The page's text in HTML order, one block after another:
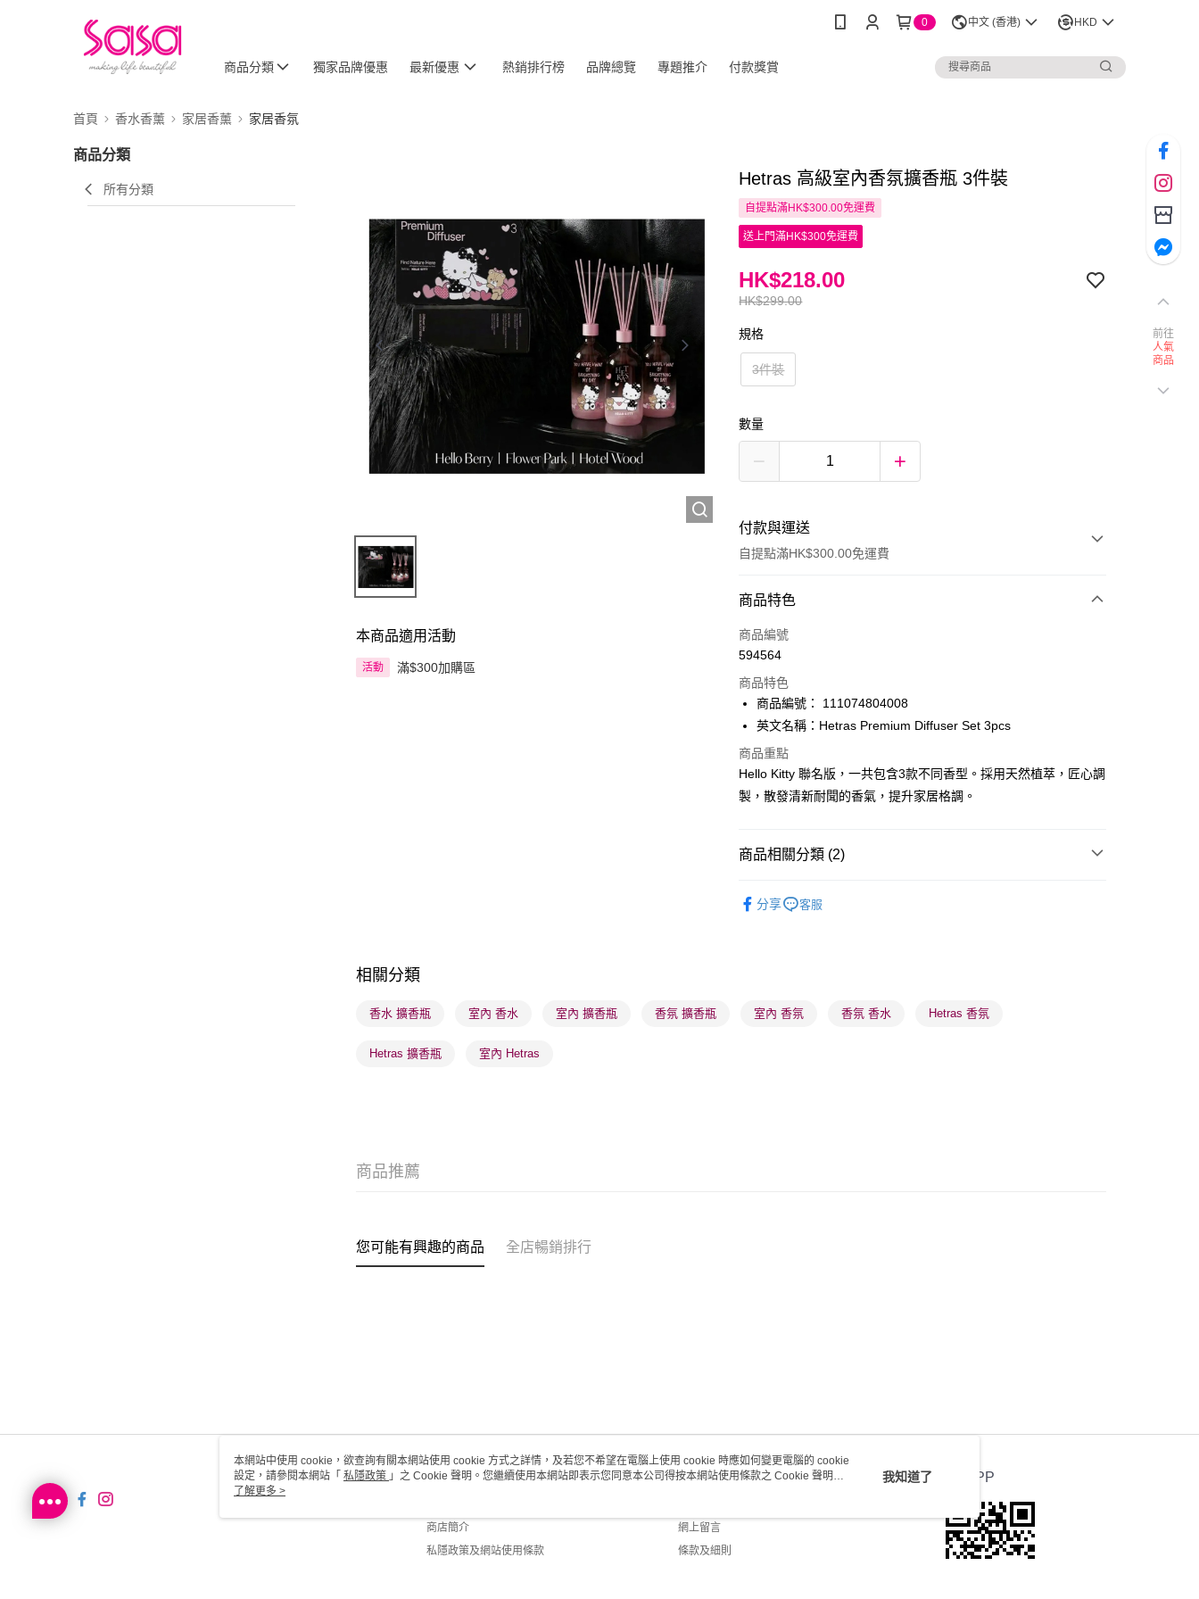
0 中文 (香港) HKD
商品分類 獨家品牌優惠 最新優惠 熱銷排行榜 品牌總覽 專題推介 付款獎賞
首頁 香水香薰 家居香薰 家居香氛
商品分類
所有分類
本商品適用活動
活動 滿$300加購區
Hetras 高級室內香氛擴香瓶 3件裝
自提點滿HK$300.00免運費
送上門滿HK$300免運費
HK$299.00
HK$218.00
規格
3件裝
數量
付款與運送
自提點滿HK$300.00免運費
付款方式
信用卡
AlipayHK
PayMe
WeChat Pay
BoC Pay
送貨方式
每筆HK$65.00，滿HK$300.00或以上免運費
物流公司進行物流配送
商品特色
商品編號
594564
商品特色
商品編號： 111074804008
英文名稱：Hetras Premium Diffuser Set 3pcs
商品重點
Hello Kitty 聯名版，一共包含3款不同香型。採用天然植萃，匠心調
製，散發清新耐聞的香氣，提升家居格調。
商品相關分類 (2)
分享 客服
相關分類
香水 擴香瓶 室內 香水 室內 擴香瓶 香氛 擴香瓶 室內 香氛 香氛 香水 Hetras 香氛
Hetras 擴香瓶 室內 Hetras
商品推薦
您可能有興趣的商品 全店暢銷排行
關於我們
商店簡介
私隱政策及網站使用條款
客戶服務
網上留言
條款及細則
官方APP
前往
人氣
商品
本網站中使用 cookie，欲查詢有關本網站使用 cookie 方式之詳情，及若您不希望在電腦上使用 cookie 時應如何變更電腦的 cookie
設定，請參閱本網站「 私隱政策 」之 Cookie 聲明。您繼續使用本網站即表示您同意本公司得按本網站使用條款之 Cookie 聲明使
用 cookie。
了解更多 >
我知道了